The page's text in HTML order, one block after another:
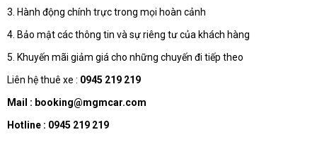
3. Hành động chính trực trong mọi hoàn cảnh
4. Bảo mật các thông tin và sự riêng tư của khách hàng
5. Khuyến mãi giảm giá cho những chuyến đi tiếp theo
Liên hệ thuê xe : 0945 219 219
Mail : booking@mgmcar.com
Hotline : 0945 219 219